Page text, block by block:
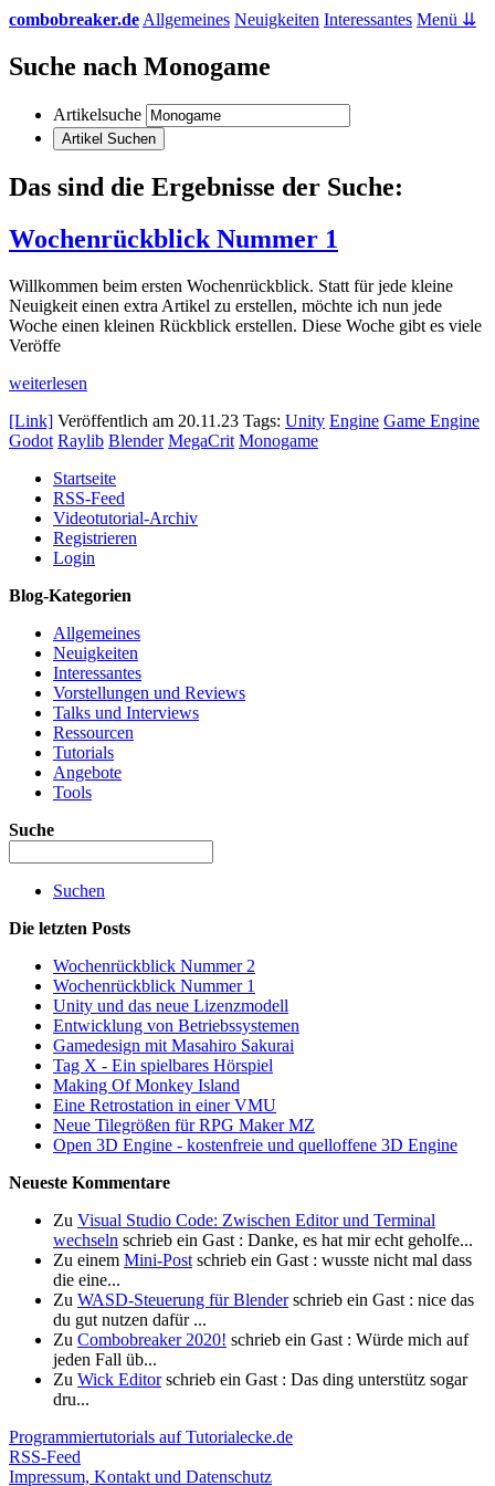
combobreaker.de Allgemeines Neuigkeiten Interessantes Menü ⇊
Suche nach Monogame
Artikelsuche
Das sind die Ergebnisse der Suche:
Wochenrückblick Nummer 1
Willkommen beim ersten Wochenrückblick. Statt für jede kleine
Neuigkeit einen extra Artikel zu erstellen, möchte ich nun jede
Woche einen kleinen Rückblick erstellen. Diese Woche gibt es viele
Veröffe
weiterlesen
[Link] Veröffentlich am 20.11.23 Tags: Unity Engine Game Engine
Godot Raylib Blender MegaCrit Monogame
Startseite
RSS-Feed
Videotutorial-Archiv
Registrieren
Login
Blog-Kategorien
Allgemeines
Neuigkeiten
Interessantes
Vorstellungen und Reviews
Talks und Interviews
Ressourcen
Tutorials
Angebote
Tools
Suche
Suchen
Die letzten Posts
Wochenrückblick Nummer 2
Wochenrückblick Nummer 1
Unity und das neue Lizenzmodell
Entwicklung von Betriebssystemen
Gamedesign mit Masahiro Sakurai
Tag X - Ein spielbares Hörspiel
Making Of Monkey Island
Eine Retrostation in einer VMU
Neue Tilegrößen für RPG Maker MZ
Open 3D Engine - kostenfreie und quelloffene 3D Engine
Neueste Kommentare
Zu Visual Studio Code: Zwischen Editor und Terminal
wechseln schrieb ein Gast : Danke, es hat mir echt geholfe...
Zu einem Mini-Post schrieb ein Gast : wusste nicht mal dass
die eine...
Zu WASD-Steuerung für Blenderschrieb ein Gast : nice das
du gut nutzen dafür ...
Zu Combobreaker 2020! schrieb ein Gast : Würde mich auf
jeden Fall üb...
Zu Wick Editorschrieb ein Gast : Das ding unterstütz sogar
dru...
Programmiertutorials auf Tutorialecke.de
RSS-Feed
Impressum, Kontakt und Datenschutz